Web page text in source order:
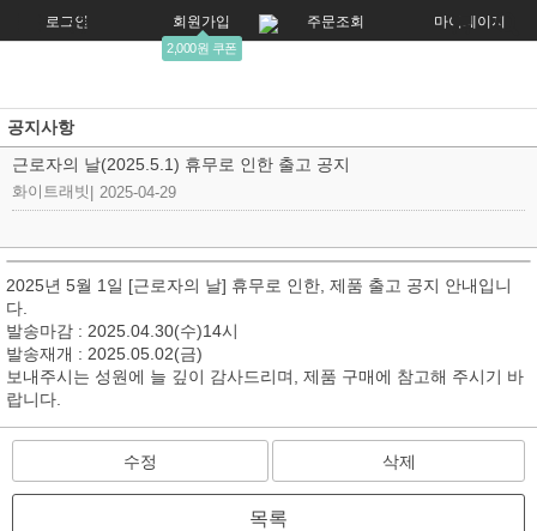
로그인 회원가입
2,000원 쿠폰
주문조회 마이페이지
공지사항
근로자의 날(2025.5.1) 휴무로 인한 출고 공지
화이트래빗 2025-04-29
2025년 5월 1일 [근로자의 날] 휴무로 인한, 제품 출고 공지 안내입니
다.
발송마감 : 2025.04.30(수)14시
발송재개 : 2025.05.02(금)
보내주시는 성원에 늘 깊이 감사드리며, 제품 구매에 참고해 주시기 바
랍니다.
수정 삭제
목록